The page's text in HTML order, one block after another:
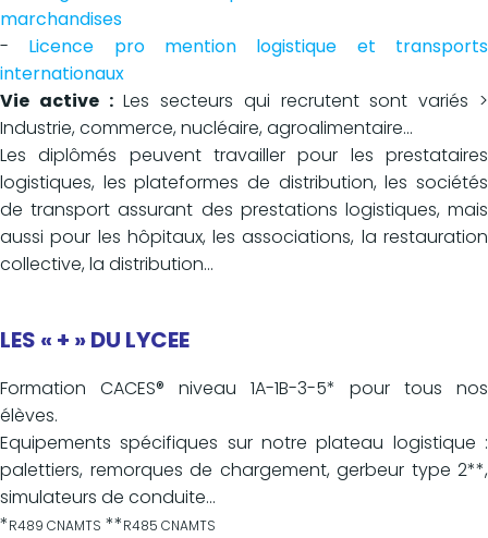
marchandises
- Licence pro mention logistique et transports
internationaux
Vie active :Les secteurs qui recrutent sont variés >
Industrie, commerce, nucléaire, agroalimentaire...
Les diplômés peuvent travailler pour les prestataires
logistiques, les plateformes de distribution, les sociétés
de transport assurant des prestations logistiques, mais
aussi pour les hôpitaux, les associations, la restauration
collective, la distribution...
LES « + » DU LYCEE
Formation CACES® niveau 1A-1B-3-5* pour tous nos
élèves.
Equipements spécifiques sur notre plateau logistique :
palettiers, remorques de chargement, gerbeur type 2**,
simulateurs de conduite...
*R489 CNAMTS **R485 CNAMTS